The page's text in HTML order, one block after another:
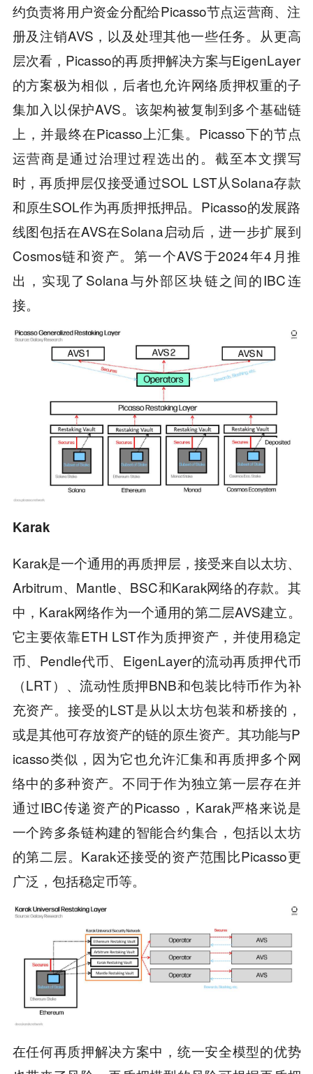
约负责将用户资金分配给Picasso节点运营商、注
册及注销AVS，以及处理其他一些任务。从更高
层次看，Picasso的再质押解决方案与EigenLayer
的方案极为相似，后者也允许网络质押权重的子
集加入以保护AVS。该架构被复制到多个基础链
上，并最终在Picasso上汇集。Picasso下的节点
运营商是通过治理过程选出的。截至本文撰写
时，再质押层仅接受通过SOL LST从Solana存款
和原生SOL作为再质押抵押品。Picasso的发展路
线图包括在AVS在Solana启动后，进一步扩展到
Cosmos链和资产。第一个AVS于2024年4月推
出，实现了Solana与外部区块链之间的IBC连
接。
Karak
Karak是一个通用的再质押层，接受来自以太坊、
Arbitrum、Mantle、BSC和Karak网络的存款。其
中，Karak网络作为一个通用的第二层AVS建立。
它主要依靠ETH LST作为质押资产，并使用稳定
币、Pendle代币、EigenLayer的流动再质押代币
（LRT）、流动性质押BNB和包装比特币作为补
充资产。接受的LST是从以太坊包装和桥接的，
或是其他可存放资产的链的原生资产。其功能与P
icasso类似，因为它也允许汇集和再质押多个网
络中的多种资产。不同于作为独立第一层存在并
通过IBC传递资产的Picasso，Karak严格来说是
一个跨多条链构建的智能合约集合，包括以太坊
的第二层。Karak还接受的资产范围比Picasso更
广泛，包括稳定币等。
在任何再质押解决方案中，统一安全模型的优势